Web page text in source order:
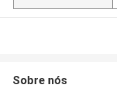
Sobre nós